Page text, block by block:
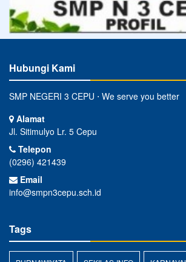
Hubungi Kami
SMP NEGERI 3 CEPU ⋅ We serve you better
Alamat
Jl. Sitimulyo Lr. 5 Cepu
Telepon
(0296) 421439
Email
info@smpn3cepu.sch.id
Tags